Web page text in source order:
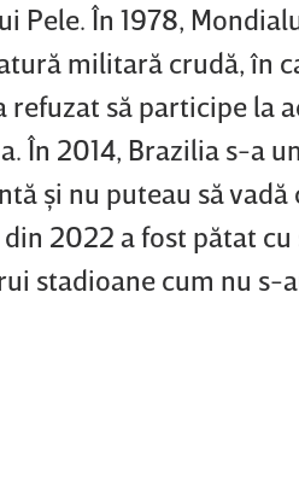
Pele. În 1978,
militară crudă, în
să participe la
În 2014, Brazilia s-a
şi nu puteau să vadă
2022 a fost pătat cu
stadioane cum nu s-